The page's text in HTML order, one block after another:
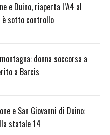
e Duino, riaperta l’A4 al
sotto controllo
donna soccorsa a
a Barcis
e San Giovanni di Duino:
statale 14